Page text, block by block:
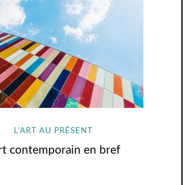
L'ART AU PRÉSENT
contemporain en bref